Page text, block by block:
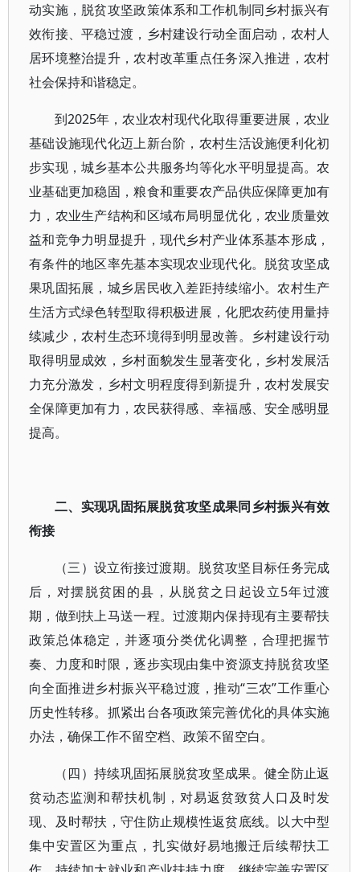
动实施，脱贫攻坚政策体系和工作机制同乡村振兴有
效衔接、平稳过渡，乡村建设行动全面启动，农村人
居环境整治提升，农村改革重点任务深入推进，农村
社会保持和谐稳定。
到2025年，农业农村现代化取得重要进展，农业
基础设施现代化迈上新台阶，农村生活设施便利化初
步实现，城乡基本公共服务均等化水平明显提高。农
业基础更加稳固，粮食和重要农产品供应保障更加有
力，农业生产结构和区域布局明显优化，农业质量效
益和竞争力明显提升，现代乡村产业体系基本形成，
有条件的地区率先基本实现农业现代化。脱贫攻坚成
果巩固拓展，城乡居民收入差距持续缩小。农村生产
生活方式绿色转型取得积极进展，化肥农药使用量持
续减少，农村生态环境得到明显改善。乡村建设行动
取得明显成效，乡村面貌发生显著变化，乡村发展活
力充分激发，乡村文明程度得到新提升，农村发展安
全保障更加有力，农民获得感、幸福感、安全感明显
提高。
二、实现巩固拓展脱贫攻坚成果同乡村振兴有效
衔接
（三）设立衔接过渡期。脱贫攻坚目标任务完成
后，对摆脱贫困的县，从脱贫之日起设立5年过渡
期，做到扶上马送一程。过渡期内保持现有主要帮扶
政策总体稳定，并逐项分类优化调整，合理把握节
奏、力度和时限，逐步实现由集中资源支持脱贫攻坚
向全面推进乡村振兴平稳过渡，推动“三农”工作重心
历史性转移。抓紧出台各项政策完善优化的具体实施
办法，确保工作不留空档、政策不留空白。
（四）持续巩固拓展脱贫攻坚成果。健全防止返
贫动态监测和帮扶机制，对易返贫致贫人口及时发
现、及时帮扶，守住防止规模性返贫底线。以大中型
集中安置区为重点，扎实做好易地搬迁后续帮扶工